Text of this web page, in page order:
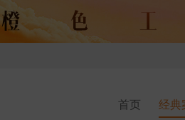
首页 经典